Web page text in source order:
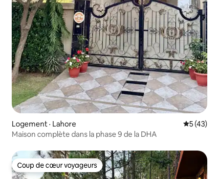
Logement · Lahore Note
5 (43)
Maison complète dans la phase 9 de la DHA
Coup de cœur voyageurs
Coup de cœur voyageurs